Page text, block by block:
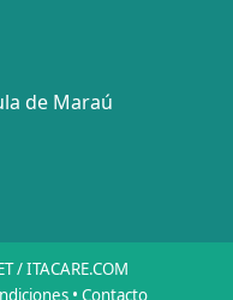
de Maraú
/ ITACARE.COM
• Contacto